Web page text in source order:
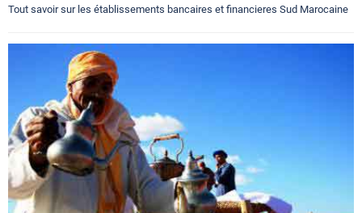
Tout savoir sur les établissements bancaires et financieres Sud Marocaine